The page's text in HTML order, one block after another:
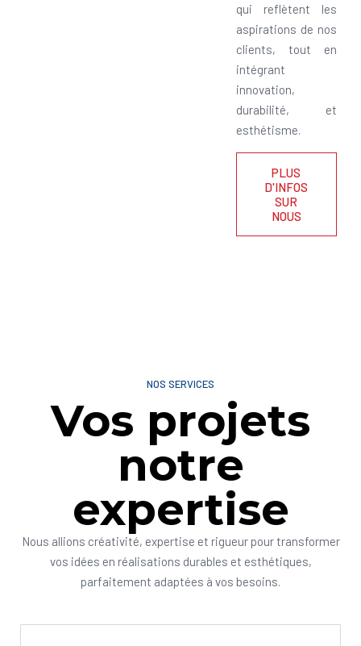
qui reflètent les
aspirations de nos
clients, tout en
intégrant
innovation,
durabilité, et
esthétisme.
PLUS
D'INFOS
SUR
NOUS
NOS SERVICES
Vos projets
notre
expertise
Nous allions créativité, expertise et rigueur pour transformer
vos idées en réalisations durables et esthétiques,
parfaitement adaptées à vos besoins.